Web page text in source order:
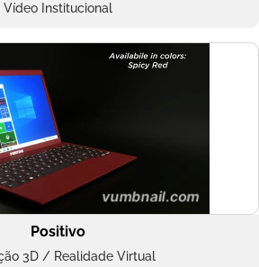
Vídeo Institucional
Positivo
3D / Realidade Virtual